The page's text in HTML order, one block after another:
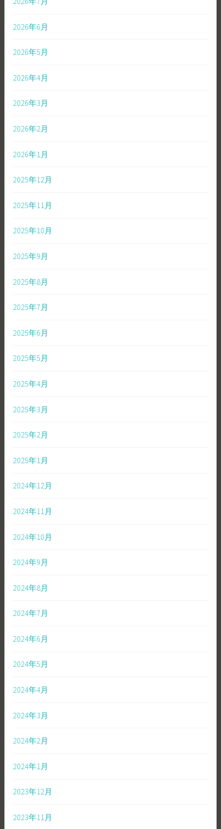
2026年6月
2026年5月
2026年4月
2026年3月
2026年2月
2026年1月
2025年12月
2025年11月
2025年10月
2025年9月
2025年8月
2025年7月
2025年6月
2025年5月
2025年4月
2025年3月
2025年2月
2025年1月
2024年12月
2024年11月
2024年10月
2024年9月
2024年8月
2024年7月
2024年6月
2024年5月
2024年4月
2024年3月
2024年2月
2024年1月
2023年12月
2023年11月